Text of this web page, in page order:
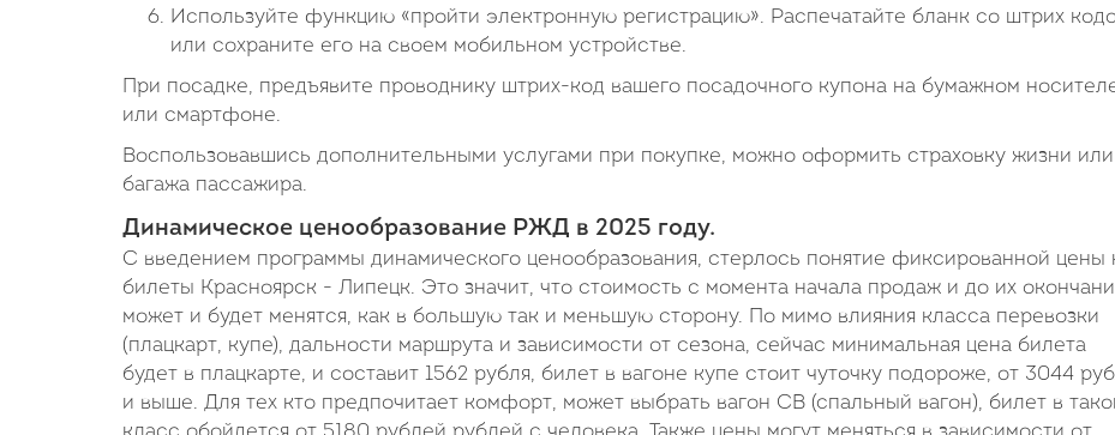
Используйте функцию «пройти электронную регистрацию». Распечатайте бланк со штрих
или сохраните его на своем мобильном устройстве.
При посадке, предъявите проводнику штрих-код вашего посадочного купона на бумажном
или смартфоне.
Воспользовавшись дополнительными услугами при покупке, можно оформить страховку жизни или
багажа пассажира.
Динамическое ценообразование РЖД в 2025 году.
С введением программы динамического ценообразования, стерлось понятие фиксированной цены
билеты Красноярск - Липецк. Это значит, что стоимость с момента начала продаж и до их
может и будет менятся, как в большую так и меньшую сторону. По мимо влияния класса перевозки
(плацкарт, купе), дальности маршрута и зависимости от сезона, сейчас минимальная цена билета
будет в плацкарте, и составит 1562 рубля, билет в вагоне купе стоит чуточку подороже, от 3044
и выше. Для тех кто предпочитает комфорт, может выбрать вагон СВ (спальный вагон), билет в